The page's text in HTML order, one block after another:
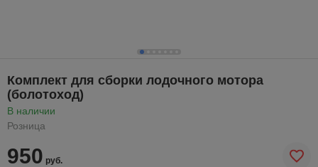
Комплект для сборки лодочного мотора
(болотоход)
В наличии
Розница
950 руб.